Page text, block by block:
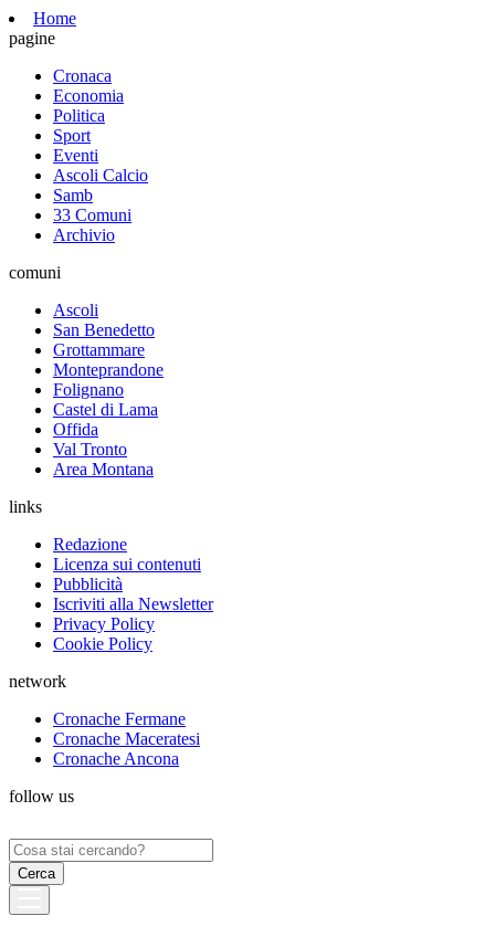
Home
pagine
Cronaca
Economia
Politica
Sport
Eventi
Ascoli Calcio
Samb
33 Comuni
Archivio
comuni
Ascoli
San Benedetto
Grottammare
Monteprandone
Folignano
Castel di Lama
Offida
Val Tronto
Area Montana
links
Redazione
Licenza sui contenuti
Pubblicità
Iscriviti alla Newsletter
Privacy Policy
Cookie Policy
network
Cronache Fermane
Cronache Maceratesi
Cronache Ancona
follow us
Ricerca
per: